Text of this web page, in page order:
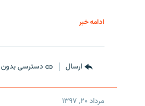
ادامه خبر
ارسال دسترسی بدون
مرداد ۲۰, ۱۳۹۷